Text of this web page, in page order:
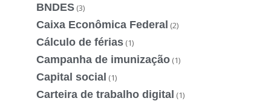
BNDES (3)
Caixa Econômica Federal (2)
Cálculo de férias (1)
Campanha de imunização (1)
Capital social (1)
Carteira de trabalho digital (1)